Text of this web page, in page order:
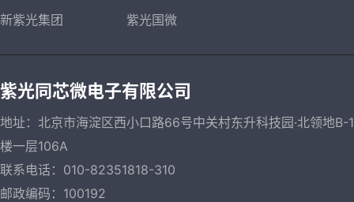
新紫光集团 紫光国微
紫光同芯微电子有限公司
地址：北京市海淀区西小口路66号中关村东升科技园·北领地B-1
楼一层106A
联系电话：010-82351818-310
邮政编码：100192